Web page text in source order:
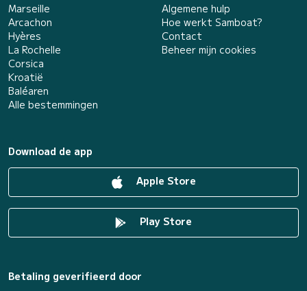
Marseille
Arcachon
Hyères
La Rochelle
Corsica
Kroatië
Baléaren
Alle bestemmingen
Algemene hulp
Hoe werkt Samboat?
Contact
Beheer mijn cookies
Download de app
Apple Store
Play Store
Betaling geverifieerd door